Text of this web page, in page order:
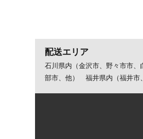
配送エリア
石川県内（金沢市、野々市市
部市、他） 福井県内（福井市